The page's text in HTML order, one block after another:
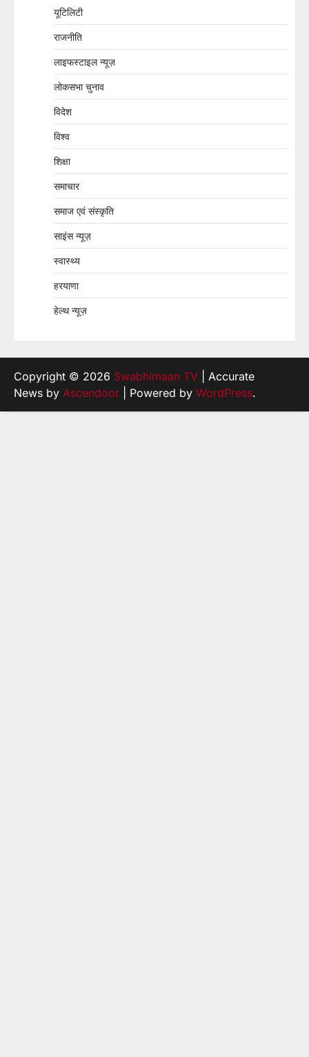
यूटिलिटी
राजनीति
लाइफस्टाइल न्यूज़
लोकसभा चुनाव
विदेश
विश्व
शिक्षा
समाचार
समाज एवं संस्कृति
साइंस न्यूज़
स्वास्थ्य
हरयाणा
हेल्थ न्यूज़
Copyright © 2026 Swabhimaan TV | Accurate
News by Ascendoor | Powered by WordPress.